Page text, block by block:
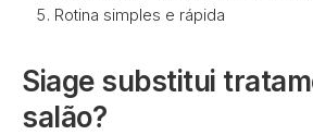
Rotina simples e rápida
Siage substitui
salão?